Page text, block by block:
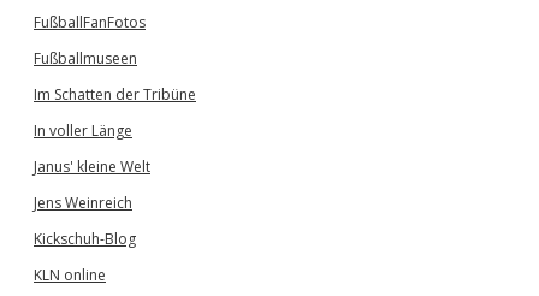
FußballFanFotos
Fußballmuseen
Im Schatten der Tribüne
In voller Länge
Janus' kleine Welt
Jens Weinreich
Kickschuh-Blog
KLN online